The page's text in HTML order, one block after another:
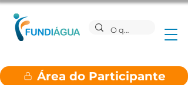
Área do Participante